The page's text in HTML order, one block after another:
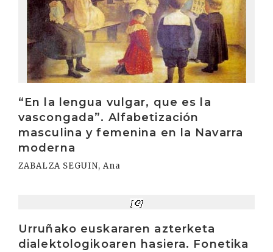
“En la lengua vulgar, que es la
vascongada”. Alfabetización
masculina y femenina en la Navarra
moderna
ZABALZA SEGUIN, Ana
Urruñako euskararen azterketa
dialektologikoaren hasiera. Fonetika